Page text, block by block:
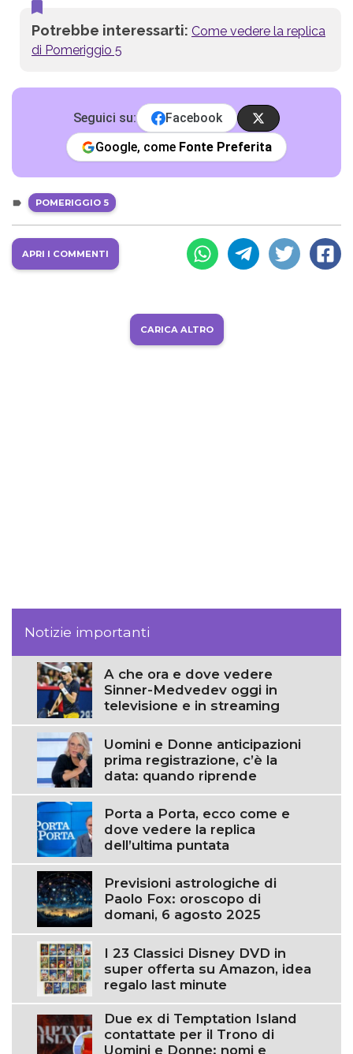
Potrebbe interessarti: Come vedere la replica
di Pomeriggio 5
Seguici su:
Facebook
Google, come Fonte Preferita
POMERIGGIO 5
APRI I COMMENTI
CARICA ALTRO
Notizie importanti
A che ora e dove vedere
Sinner-Medvedev oggi in
televisione e in streaming
Uomini e Donne anticipazioni
prima registrazione, c’è la
data: quando riprende
Porta a Porta, ecco come e
dove vedere la replica
dell’ultima puntata
Previsioni astrologiche di
Paolo Fox: oroscopo di
domani, 6 agosto 2025
I 23 Classici Disney DVD in
super offerta su Amazon, idea
regalo last minute
Due ex di Temptation Island
contattate per il Trono di
Uomini e Donne: nomi e